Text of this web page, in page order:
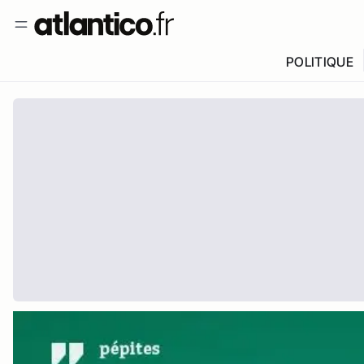
POLITIQUE